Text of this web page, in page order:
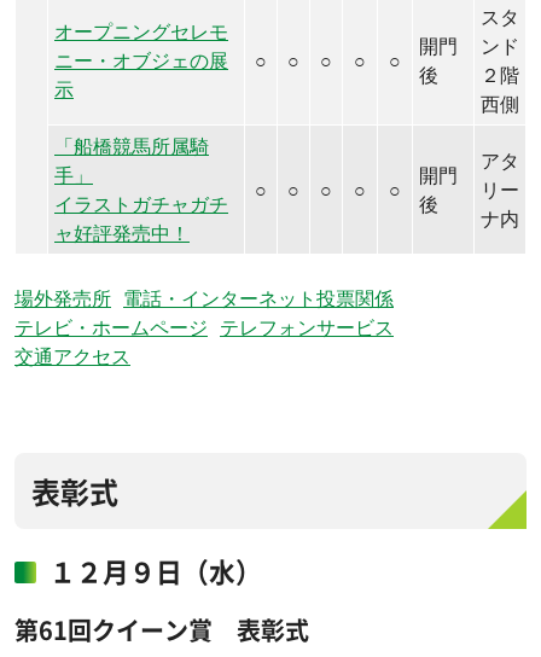
オープニングセレモ
ニー・オブジェの展
示
○ ○ ○ ○ ○
開門
後
スタ
ンド
２階
西側
「船橋競馬所属騎
手」
イラストガチャガチ
ャ好評発売中！
○ ○ ○ ○ ○
開門
後
アタ
リー
ナ内
場外発売所 電話・インターネット投票関係
テレビ・ホームページ テレフォンサービス
交通アクセス
表彰式
１２月９日（水）
第61回クイーン賞 表彰式